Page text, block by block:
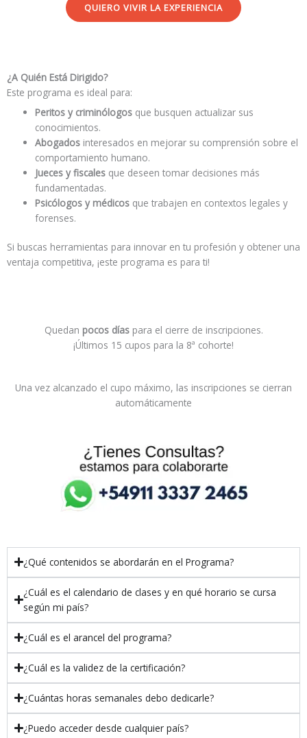
QUIERO VIVIR LA EXPERIENCIA
¿A Quién Está Dirigido?
Este programa es ideal para:
Peritos y criminólogos que busquen actualizar sus
conocimientos.
Abogados interesados en mejorar su comprensión sobre el
comportamiento humano.
Jueces y fiscales que deseen tomar decisiones más
fundamentadas.
Psicólogos y médicos que trabajen en contextos legales y
forenses.
Si buscas herramientas para innovar en tu profesión y obtener una
ventaja competitiva, ¡este programa es para ti!
Quedan pocos díaspara el cierre de inscripciones.
¡Últimos 15 cupos para la 8ª cohorte!
Una vez alcanzado el cupo máximo, las inscripciones se cierran
automáticamente
¿Qué contenidos se abordarán en el Programa?
¿Cuál es el calendario de clases y en qué horario se cursa
según mi país?
¿Cuál es el arancel del programa?
¿Cuál es la validez de la certificación?
¿Cuántas horas semanales debo dedicarle?
¿Puedo acceder desde cualquier país?